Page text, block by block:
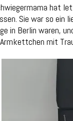
hat
Sie war so ein
in Berlin waren,
mit